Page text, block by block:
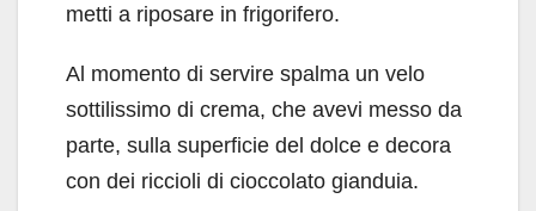
metti a riposare in frigorifero.
Al momento di servire spalma un velo
sottilissimo di crema, che avevi messo da
parte, sulla superficie del dolce e decora
con dei riccioli di cioccolato gianduia.